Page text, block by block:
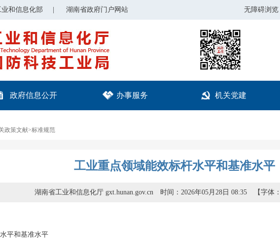
和信息化部 湖南省政府门户网站 无障碍浏览
政府信息公开 办事服务 机关党建
政策文献>标准规范
工业重点领域能效标杆水平和基准水平
湖南省工业和信息化厅 gxt.hunan.gov.cn 时间：2026年05月28日 08:35 【字体：
平和基准水平